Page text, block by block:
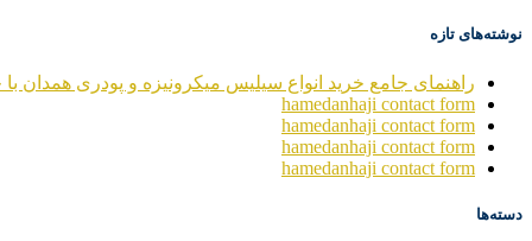
نوشته‌های تازه
راهنمای جامع خرید انواع سیلیس میکرونیزه و پودری همدان با
hamedanhaji contact form
hamedanhaji contact form
hamedanhaji contact form
hamedanhaji contact form
دسته‌ها